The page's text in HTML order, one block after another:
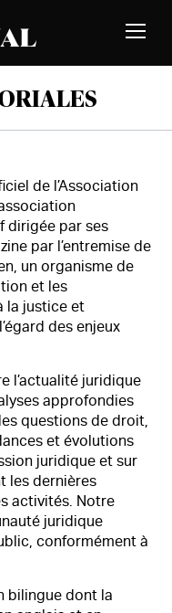
de l’Association
dirigée par ses
par l’entremise de
un organisme de
et les
la justice et
des enjeux
l’actualité juridique
approfondies
questions de droit,
et évolutions
juridique et sur
les dernières
activités. Notre
juridique
conformément à
bilingue dont la